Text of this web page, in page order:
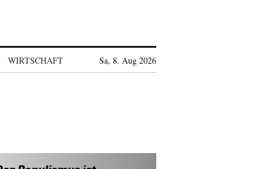
WIRTSCHAFT Sa, 8. Aug 2026